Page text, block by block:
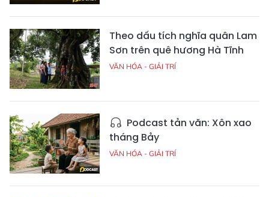
Theo dấu tích nghĩa quân Lam
Sơn trên quê hương Hà Tĩnh
VĂN HÓA - GIẢI TRÍ
Podcast tản văn: Xôn xao
tháng Bảy
VĂN HÓA - GIẢI TRÍ